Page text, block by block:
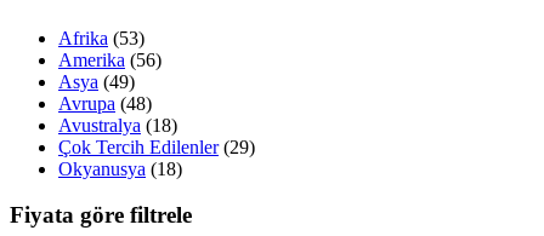
Afrika (53)
Amerika (56)
Asya (49)
Avrupa (48)
Avustralya (18)
Çok Tercih Edilenler (29)
Okyanusya (18)
Fiyata göre filtrele